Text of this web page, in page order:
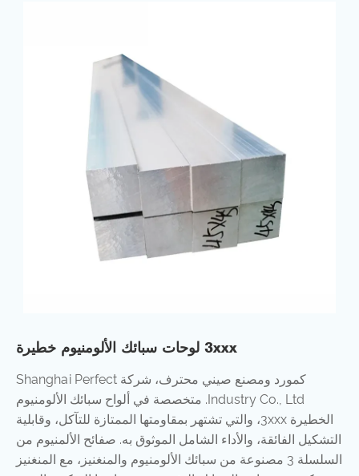
3xxx لوحات سبائك الألومنيوم خطيرة
كمورد ومصنع صيني محترف، شركة Shanghai Perfect
Industry Co., Ltd. متخصصة في ألواح سبائك الألومنيوم
الخطيرة 3xxx، والتي تشتهر بمقاومتها الممتازة للتآكل، وقابلية
التشكيل الفائقة، والأداء الشامل الموثوق به. صفائح الألمنيوم من
السلسلة 3 مصنوعة من سبائك الألومنيوم والمنغنيز، مع المنغنيز